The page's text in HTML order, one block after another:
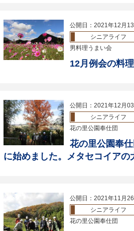
公開日：2021年12月13
シニアライフ
男料理うまい会
12月例会の料理
公開日：2021年12月03
シニアライフ
花の里公園奉仕団
花の里公園奉
に始めました。メタセコイアの
公開日：2021年11月26
シニアライフ
花の里公園奉仕団